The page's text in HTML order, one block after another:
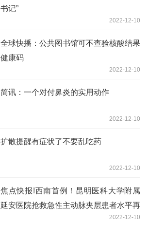
书记”
2022-12-10
全球快播：公共图书馆可不查验核酸结果
健康码
2022-12-10
简讯：一个对付鼻炎的实用动作
2022-12-10
扩散提醒有症状了不要乱吃药
2022-12-10
焦点快报!西南首例！昆明医科大学附属
延安医院抢救急性主动脉夹层患者水平再
2022-12-10